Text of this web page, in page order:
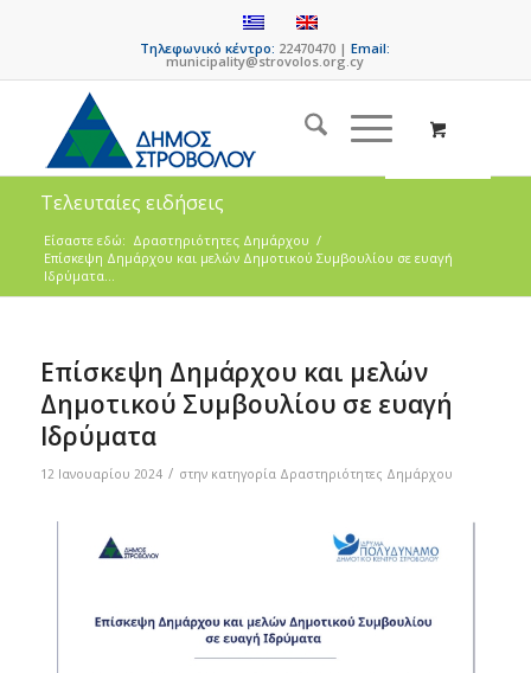
Τηλεφωνικό κέντρο: 22470470 |Email:
municipality@strovolos.org.cy
Τελευταίες ειδήσεις
Είσαστε εδώ: Δραστηριότητες Δημάρχου /
Επίσκεψη Δημάρχου και μελών Δημοτικού Συμβουλίου σε ευαγή
Ιδρύματα...
Επίσκεψη Δημάρχου και μελών
Δημοτικού Συμβουλίου σε ευαγή
Ιδρύματα
12 Ιανουαρίου 2024 / στην κατηγορία Δραστηριότητες Δημάρχου